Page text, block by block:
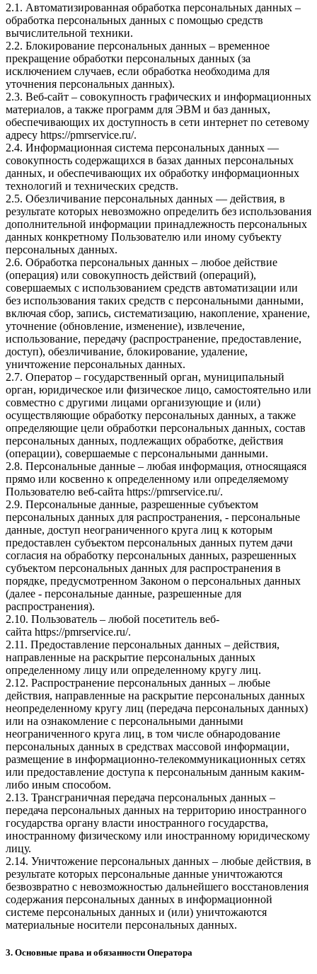
2.1. Автоматизированная обработка персональных данных –
обработка персональных данных с помощью средств
вычислительной техники.
2.2. Блокирование персональных данных – временное
прекращение обработки персональных данных (за
исключением случаев, если обработка необходима для
уточнения персональных данных).
2.3. Веб-сайт – совокупность графических и информационных
материалов, а также программ для ЭВМ и баз данных,
обеспечивающих их доступность в сети интернет по сетевому
адресу https://pmrservice.ru/.
2.4. Информационная система персональных данных —
совокупность содержащихся в базах данных персональных
данных, и обеспечивающих их обработку информационных
технологий и технических средств.
2.5. Обезличивание персональных данных — действия, в
результате которых невозможно определить без использования
дополнительной информации принадлежность персональных
данных конкретному Пользователю или иному субъекту
персональных данных.
2.6. Обработка персональных данных – любое действие
(операция) или совокупность действий (операций),
совершаемых с использованием средств автоматизации или
без использования таких средств с персональными данными,
включая сбор, запись, систематизацию, накопление, хранение,
уточнение (обновление, изменение), извлечение,
использование, передачу (распространение, предоставление,
доступ), обезличивание, блокирование, удаление,
уничтожение персональных данных.
2.7. Оператор – государственный орган, муниципальный
орган, юридическое или физическое лицо, самостоятельно или
совместно с другими лицами организующие и (или)
осуществляющие обработку персональных данных, а также
определяющие цели обработки персональных данных, состав
персональных данных, подлежащих обработке, действия
(операции), совершаемые с персональными данными.
2.8. Персональные данные – любая информация, относящаяся
прямо или косвенно к определенному или определяемому
Пользователю веб-сайта https://pmrservice.ru/.
2.9. Персональные данные, разрешенные субъектом
персональных данных для распространения, - персональные
данные, доступ неограниченного круга лиц к которым
предоставлен субъектом персональных данных путем дачи
согласия на обработку персональных данных, разрешенных
субъектом персональных данных для распространения в
порядке, предусмотренном Законом о персональных данных
(далее - персональные данные, разрешенные для
распространения).
2.10. Пользователь – любой посетитель веб-
сайта https://pmrservice.ru/.
2.11. Предоставление персональных данных – действия,
направленные на раскрытие персональных данных
определенному лицу или определенному кругу лиц.
2.12. Распространение персональных данных – любые
действия, направленные на раскрытие персональных данных
неопределенному кругу лиц (передача персональных данных)
или на ознакомление с персональными данными
неограниченного круга лиц, в том числе обнародование
персональных данных в средствах массовой информации,
размещение в информационно-телекоммуникационных сетях
или предоставление доступа к персональным данным каким-
либо иным способом.
2.13. Трансграничная передача персональных данных –
передача персональных данных на территорию иностранного
государства органу власти иностранного государства,
иностранному физическому или иностранному юридическому
лицу.
2.14. Уничтожение персональных данных – любые действия, в
результате которых персональные данные уничтожаются
безвозвратно с невозможностью дальнейшего восстановления
содержания персональных данных в информационной
системе персональных данных и (или) уничтожаются
материальные носители персональных данных.
3. Основные права и обязанности Оператора